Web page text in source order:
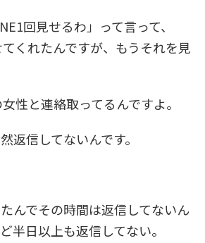
回見せるわ」って言って、
くれたんですが、もうそれを見
性と連絡取ってるんですよ。
返信してないんです。
んでその時間は返信してないん
半日以上も返信してない。